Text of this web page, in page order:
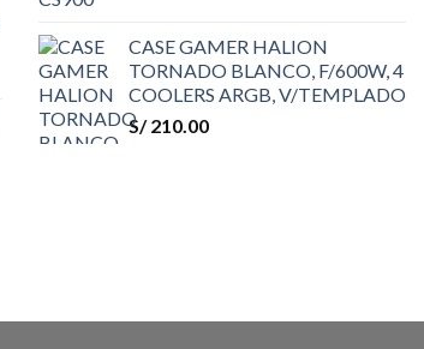
CASE GAMER HALION
TORNADO BLANCO, F/600W, 4
COOLERS ARGB, V/TEMPLADO
S/210.00